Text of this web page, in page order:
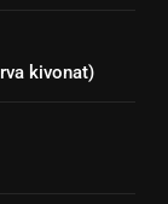
kivonat)